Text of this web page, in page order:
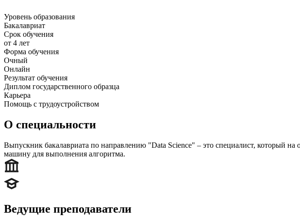
Уровень образования
Бакалавриат
Срок обучения
от 4 лет
Форма обучения
Очный
Онлайн
Результат обучения
Диплом государственного образца
Карьера
Помощь с трудоустройством
О специальности
Выпускник бакалавриата по направлению "Data Science" ‒ это специалист, который
машину для выполнения алгоритма.
Ведущие преподаватели